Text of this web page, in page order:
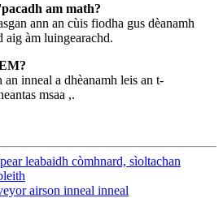
am math?
ann an cùis fiodha gus dèanamh
aig àm luingearachd.
inneal a dhèanamh leis an t-
msaa ,.
leabaidh còmhnard, sìoltachan
airson inneal inneal